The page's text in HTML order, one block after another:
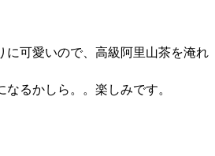
に可愛いので、高級阿里山茶を淹れ
るかしら。。楽しみです。